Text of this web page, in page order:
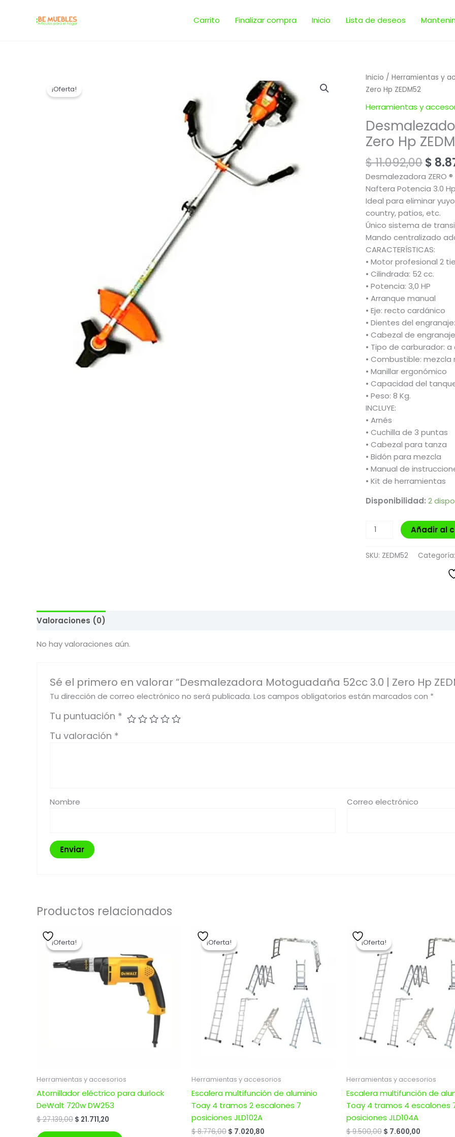
Carrito Finalizar compra Inicio Lista de deseos
¡Oferta!
Inicio / Herramientas y
Zero Hp ZEDM52
Herramientas y
Zero Hp
$11.092,00
El
era:
$
$
Desmalezadora ZERO
Naftera Potencia 3.0
Ideal para eliminar
country, patios, etc.
Único sistema de
Mando centralizado
CARACTERÍSTICAS:
• Motor profesional 2
• Cilindrada: 52 cc.
• Potencia: 3,0 HP
• Arranque manual
• Eje: recto cardánico
• Dientes del
• Cabezal de
• Tipo de carburador:
• Combustible:
• Manillar ergonómico
• Capacidad del
• Peso: 8 Kg.
INCLUYE:
• Arnés
• Cuchilla de 3 puntas
• Cabezal para tanza
• Bidón para mezcla
• Manual de
• Kit de herramientas
Disponibilidad: 2
Desmalezadora
Motoguadaña
Zero
ZEDM52
cantidad
Añadir al
SKU: ZEDM52 Categoría:
Valoraciones (0)
No hay valoraciones aún.
Sé el primero en valorar “Desmalezadora Motoguadaña 52cc 3.0 | Zero Hp
Tu dirección de correo electrónico no será publicada. Los campos obligatorios están marcados con *
Tu puntuación *
Tu valoración *
Nombre Correo electrónico
Productos relacionados
¡Oferta!
¡Oferta!
Herramientas y accesorios
Atornillador eléctrico para durlock
DeWalt 720w DW253
$27.139,00
original
era:
$ 27.139,00.
$ 21.711,20
es:
$ 21.711,20.
¡Oferta!
¡Oferta!
Herramientas y accesorios
Escalera multifunción de aluminio
Toay 4 tramos 2 escalones 7
posiciones JLD102A
$8.776,00
original
era:
$ 8.776,00.
$ 7.020,80
precio
actual
es:
$ 7.020,80.
¡Oferta!
¡Oferta!
Herramientas y accesorios
Escalera multifunción de
Toay 4 tramos 4 escalones
posiciones JLD104A
$9.500,00
original
era:
$ 9.500,00.
$ 7.600,00
precio
actual
es:
$